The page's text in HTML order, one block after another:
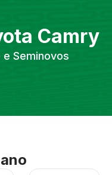
Camry
Seminovos